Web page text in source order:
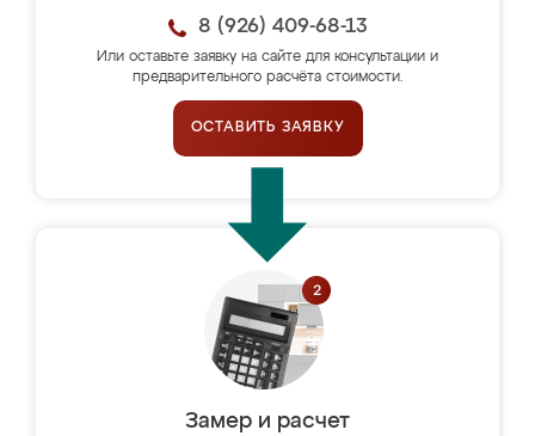
8 (926) 409-68-13
Или оставьте заявку на сайте для консультации и
предварительного расчёта стоимости.
ОСТАВИТЬ ЗАЯВКУ
Замер и расчет